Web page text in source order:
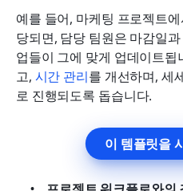
예를 들어, 마케팅 프로젝트
당되면, 담당 팀원은 마감일
업들이 그에 맞게 업데이트
고, 시간 관리를 개선하며, 세
로 진행되도록 돕습니다.
이 템플릿을